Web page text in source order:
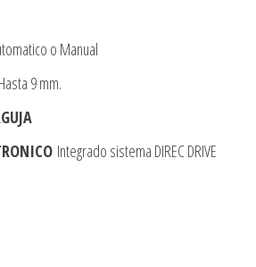
o Manual
Hasta 9 mm.
Integrado sistema DIREC DRIVE